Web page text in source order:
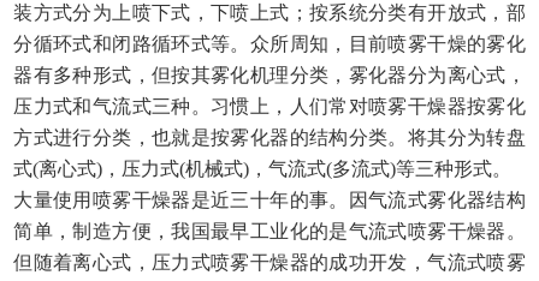
装方式分为上喷下式，下喷上式；按系统分类有开放式，部
分循环式和闭路循环式等。众所周知，目前喷雾干燥的雾化
器有多种形式，但按其雾化机理分类，雾化器分为离心式，
压力式和气流式三种。习惯上，人们常对喷雾干燥器按雾化
方式进行分类，也就是按雾化器的结构分类。将其分为转盘
式(离心式)，压力式(机械式)，气流式(多流式)等三种形式。
大量使用喷雾干燥器是近三十年的事。因气流式雾化器结构
简单，制造方便，我国最早工业化的是气流式喷雾干燥器。
但随着离心式，压力式喷雾干燥器的成功开发，气流式喷雾